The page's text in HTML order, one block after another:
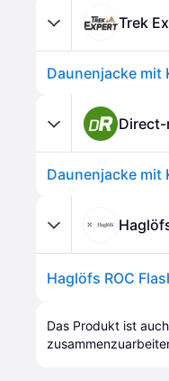
Trek
Daunenjacke mit
Daunenjacke mit
Haglöfs ROC
Das Produkt ist